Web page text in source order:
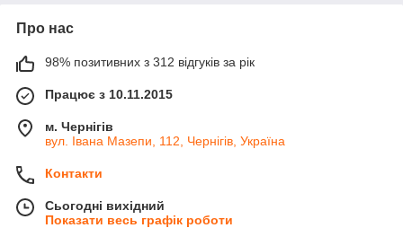
Про нас
98% позитивних з 312 відгуків за рік
Працює з 10.11.2015
м. Чернігів
вул. Івана Мазепи, 112, Чернігів, Україна
Контакти
Сьогодні вихідний
Показати весь графік роботи